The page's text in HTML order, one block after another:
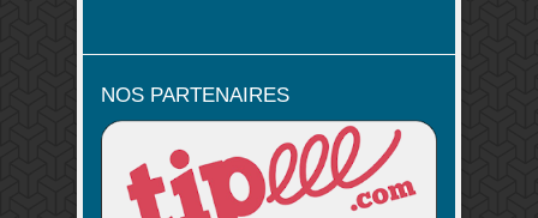
NOS PARTENAIRES